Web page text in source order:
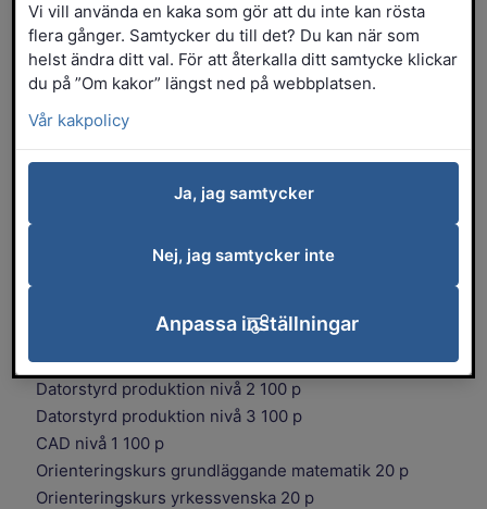
Ämnen i utbildningen
Period 1
Industriell produktion nivå 1 100 p
Tillverkningsunderlag nivå 1 100 p
Produktionsutrustning nivå 1 100 p
Produktionsutrustning nivå 2 100 p
Orienteringskurs yrkessvenska 20 p
Datorstyrd produktion nivå 1 100 p
Datorstyrd produktion nivå 2 100 p
Datorstyrd produktion nivå 3 100 p
CAD nivå 1 100 p
Orienteringskurs grundläggande matematik 20 p
Orienteringskurs yrkessvenska 20 p
Vi vill använda en kaka som gör att du inte kan rösta
flera gånger. Samtycker du till det? Du kan när som
helst ändra ditt val. För att återkalla ditt samtycke klickar
du på ”Om kakor” längst ned på webbplatsen.
Vår kakpolicy
Ja, jag samtycker
Nej, jag samtycker inte
Anpassa inställningar